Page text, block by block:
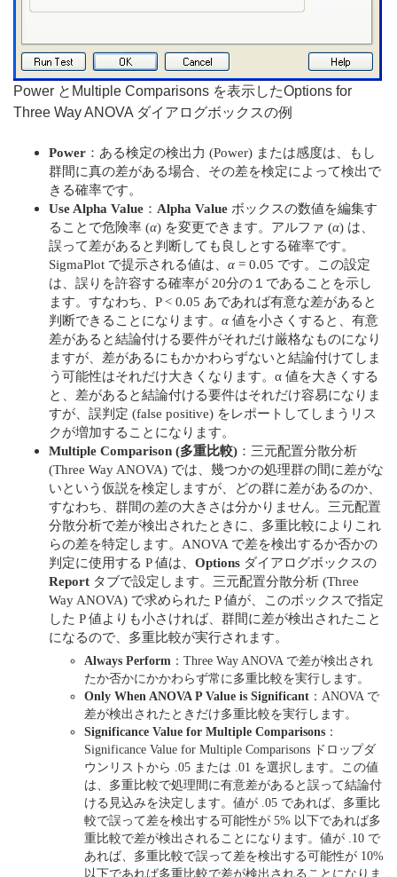
Power とMultiple Comparisons を表示したOptions for
Three Way ANOVA ダイアログボックスの例
Power ：ある検定の検出力 (Power) または感度は、もし
群間に真の差がある場合、その差を検定によって検出で
きる確率です。
Use Alpha Value ： Alpha Value ボックスの数値を編集す
ることで危険率 (α) を変更できます。アルファ (α) は、
誤って差があると判断しても良しとする確率です。
SigmaPlot で提示される値は、 α = 0.05 です。この設定
は、誤りを許容する確率が 20分の１であることを示し
ます。すなわち、P < 0.05 あであれば有意な差があると
判断できることになります。 α 値を小さくすると、有意
差があると結論付ける要件がそれだけ厳格なものになり
ますが、差があるにもかかわらずないと結論付けてしま
う可能性はそれだけ大きくなります。α 値を大きくする
と、差があると結論付ける要件はそれだけ容易になりま
すが、誤判定 (false positive) をレポートしてしまうリス
クが増加することになります。
Multiple Comparison (多重比較) ：三元配置分散分析
(Three Way ANOVA) では、幾つかの処理群の間に差がな
いという仮説を検定しますが、どの群に差があるのか、
すなわち、群間の差の大きさは分かりません。三元配置
分散分析で差が検出されたときに、多重比較によりこれ
らの差を特定します。ANOVA で差を検出するか否かの
判定に使用する P 値は、 Options ダイアログボックスの
Report タブで設定します。三元配置分散分析 (Three
Way ANOVA) で求められた P 値が、このボックスで指定
した P 値よりも小さければ、群間に差が検出されたこと
になるので、多重比較が実行されます。
Always Perform ：Three Way ANOVA で差が検出され
たか否かにかかわらず常に多重比較を実行します。
Only When ANOVA P Value is Significant ：ANOVA で
差が検出されたときだけ多重比較を実行します。
Significance Value for Multiple Comparisons ：
Significance Value for Multiple Comparisons ドロップダ
ウンリストから .05 または .01 を選択します。この値
は、多重比較で処理間に有意差があると誤って結論付
ける見込みを決定します。値が .05 であれば、多重比
較で誤って差を検出する可能性が 5% 以下であれば多
重比較で差が検出されることになります。値が .10 で
あれば、多重比較で誤って差を検出する可能性が 10%
以下であれば多重比較で差が検出されることになりま